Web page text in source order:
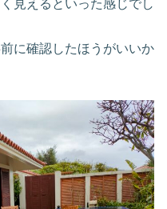
見えるといった感じでし
に確認したほうがいいか